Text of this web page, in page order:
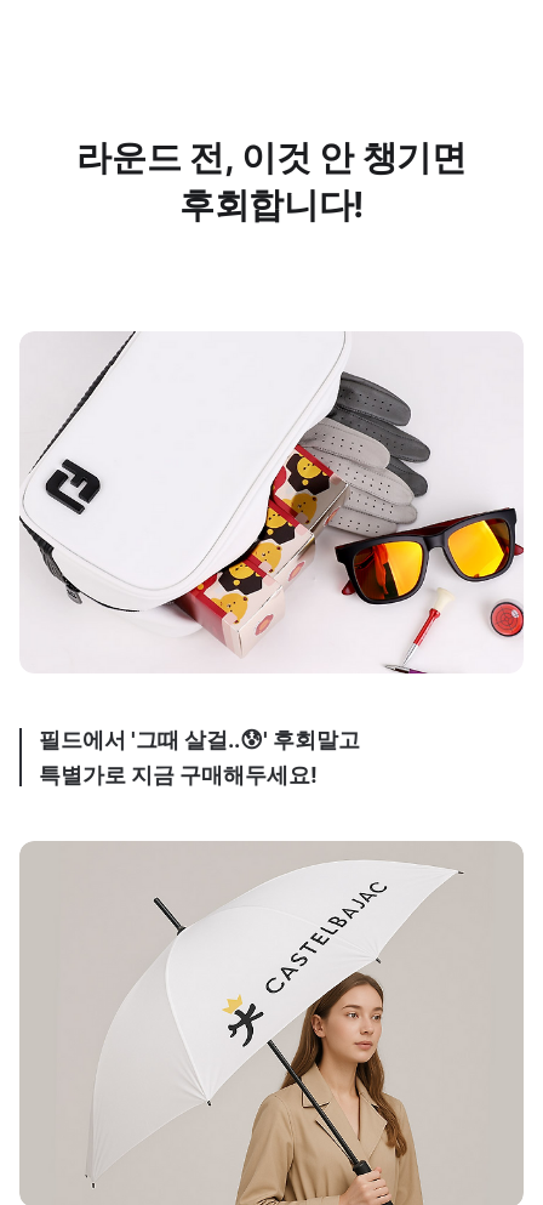
라운드 전, 이것 안 챙기면
후회합니다!
필드에서 '그때 살걸..😰' 후회말고
특별가로 지금 구매해두세요!